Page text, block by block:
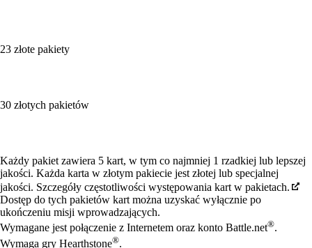
23 złote pakiety
30 złotych pakietów
Available actions
Każdy pakiet zawiera 5 kart, w tym co najmniej 1 rzadkiej lub lepszej
jakości. Każda karta w złotym pakiecie jest złotej lub specjalnej
jakości. Szczegóły częstotliwości występowania kart w pakietach.
Dostęp do tych pakietów kart można uzyskać wyłącznie po
ukończeniu misji wprowadzających.
Wymagane jest połączenie z Internetem oraz konto Battle.net®.
Wymaga gry Hearthstone®.